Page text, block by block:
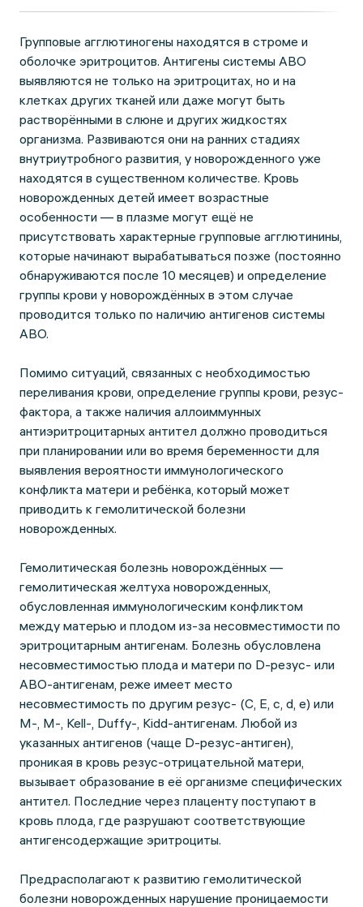
Групповые агглютиногены находятся в строме и
оболочке эритроцитов. Антигены системы АВО
выявляются не только на эритроцитах, но и на
клетках других тканей или даже могут быть
растворёнными в слюне и других жидкостях
организма. Развиваются они на ранних стадиях
внутриутробного развития, у новорожденного уже
находятся в существенном количестве. Кровь
новорожденных детей имеет возрастные
особенности — в плазме могут ещё не
присутствовать характерные групповые агглютинины,
которые начинают вырабатываться позже (постоянно
обнаруживаются после 10 месяцев) и определение
группы крови у новорождённых в этом случае
проводится только по наличию антигенов системы
АВО.
Помимо ситуаций, связанных с необходимостью
переливания крови, определение группы крови, резус-
фактора, а также наличия аллоиммунных
антиэритроцитарных антител должно проводиться
при планировании или во время беременности для
выявления вероятности иммунологического
конфликта матери и ребёнка, который может
приводить к гемолитической болезни
новорожденных.
Гемолитическая болезнь новорождённых —
гемолитическая желтуха новорожденных,
обусловленная иммунологическим конфликтом
между матерью и плодом из-за несовместимости по
эритроцитарным антигенам. Болезнь обусловлена
несовместимостью плода и матери по D-резус- или
АВО-антигенам, реже имеет место
несовместимость по другим резус- (С, Е, с, d, e) или
М-, М-, Kell-, Duffy-, Kidd-антигенам. Любой из
указанных антигенов (чаще D-резус-антиген),
проникая в кровь резус-отрицательной матери,
вызывает образование в её организме специфических
антител. Последние через плаценту поступают в
кровь плода, где разрушают соответствующие
антигенсодержащие эритроциты.
Предрасполагают к развитию гемолитической
болезни новорожденных нарушение проницаемости